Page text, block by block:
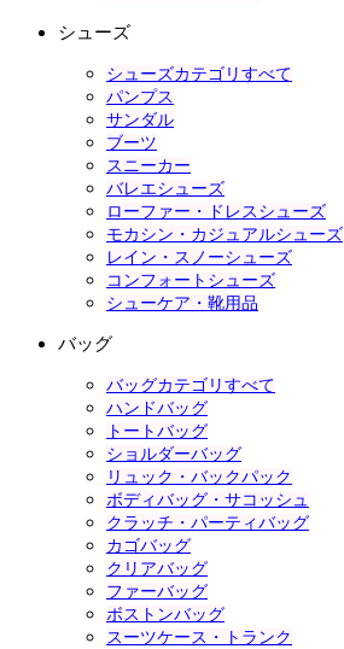
シューズ
シューズカテゴリすべて
パンプス
サンダル
ブーツ
スニーカー
バレエシューズ
ローファー・ドレスシューズ
モカシン・カジュアルシューズ
レイン・スノーシューズ
コンフォートシューズ
シューケア・靴用品
バッグ
バッグカテゴリすべて
ハンドバッグ
トートバッグ
ショルダーバッグ
リュック・バックパック
ボディバッグ・サコッシュ
クラッチ・パーティバッグ
カゴバッグ
クリアバッグ
ファーバッグ
ボストンバッグ
スーツケース・トランク